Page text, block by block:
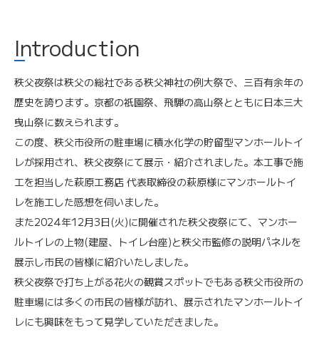
Introduction
秩父夜祭は秩父の総社である秩父神社の例大祭で、三百有余年の
歴史を誇ります。京都の祇園祭、飛騨の高山祭とともに日本三大
曳山祭に数えられます。
この度、秩父市役所の駐車場に積水化学の貯留型マンホールトイ
レが採用され、秩父夜祭にて展示・紹介されました。本工事で施
工を担当した萩原工務店 代表取締役の萩原様にマンホールトイ
レを施工した感想を伺いました。
また2024年12月3日(火)に開催された秩父夜祭にて、マンホー
ルトイレの上物(建屋、トイレ台座)と秩父市監修の説明パネルを
展示し市民の皆様に紹介いたしました。
秩父夜祭で打ち上がる花火の観賞スポットでもある秩父市役所の
駐車場には多くの市民の皆様が訪れ、展示されたマンホールトイ
レにも興味をもって見学していただきました。